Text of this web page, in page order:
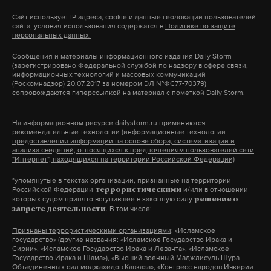
механизмов целевого набора сотрудников,
расширить взаимодействие с работодателями и
образовательными учреждениями.
Планируется запуск программ адаптации и
мигрантов. В рамках этих программ будет
предусмотрено обучение русскому языку,
ознакомление с нормами трудового
Высшие учебные заведения и колледжи получат
иностранных студентов по актуальным
направлениям и их последующего
В них внедрены интеллектуальные системы
управления движением, цифровые сервисы
биометрической и бесконтактной оплаты, а также
интегрированные платформы, объединяющие
разные виды транспорта.
Подпишитесь на Daily Storm вMAX. Он
работает там, где тормозит интернет.
Макс Telegram
Дзен VK
Сайт использует IP адреса, cookie и данные геолокации пользователей
сайта, условия использования содержатся в Политике по защите
персональных данных.
Сообщения и материалы информационного издания Daily Storm
(зарегистрировано Федеральной службой по надзору в сфере связи,
информационных технологий и массовых коммуникаций
(Роскомнадзор) 20.07.2017 за номером ЭЛ №ФС77-70379)
сопровождаются гиперссылкой на материал с пометкой Daily Storm.
На информационном ресурсе dailystorm.ru применяются
рекомендательные технологии (информационные технологии
предоставления информации на основе сбора, систематизации и
анализа сведений, относящихся к предпочтениям пользователей сети
"Интернет", находящихся на территории Российской Федерации)
*упомянутые в текстах организации, признанные на территории
Российской Федерации террористическими и/или в отношении
которых судом принято вступившее в законную силу решение о
запрете деятельности. В том числе:
Признаны террористическими организациями: «Исламское
государство» (другие названия: «Исламское Государство Ирака и
Сирии», «Исламское Государство Ирака и Леванта», «Исламское
Государство Ирака и Шама»), «Высший военный Маджлисуль Шура
Объединенных сил моджахедов Кавказа», «Конгресс народов Ичкерии